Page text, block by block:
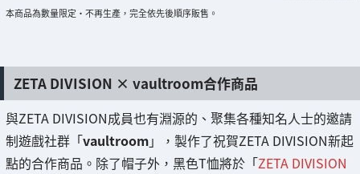
本商品為數量限定・不再生產，完全依先後順序販售。
ZETA DIVISION × vaultroom合作商品
與ZETA DIVISION成員也有淵源的、聚集各種知名人士的邀請
制遊戲社群「vaultroom」，製作了祝賀ZETA DIVISION新起
點的合作商品。除了帽子外，黑色T恤將於「ZETA DIVISION